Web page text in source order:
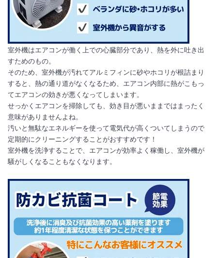
室外機はエアコンが働く上での心臓部分であり、熱を外に吐き出
すためのもの。
そのため、室外機が汚れてアルミフィンに砂やホコリが根詰まり
すると、熱の通り道がなくなるため、エアコン内部に熱がこもっ
てエアコンの効きが悪くなってしまいます。
せっかくエアコンを掃除しても、効き目が悪いままではまったく
意味がありませんよね。
汚いと無駄なエネルギーを使って電気代が高くついてしまうので
定期的にクリーニングすることがおすすめです！
室外機を洗浄することで、エアコンが効率よく稼働し、室外機が
騒がしくなることもなくなります。